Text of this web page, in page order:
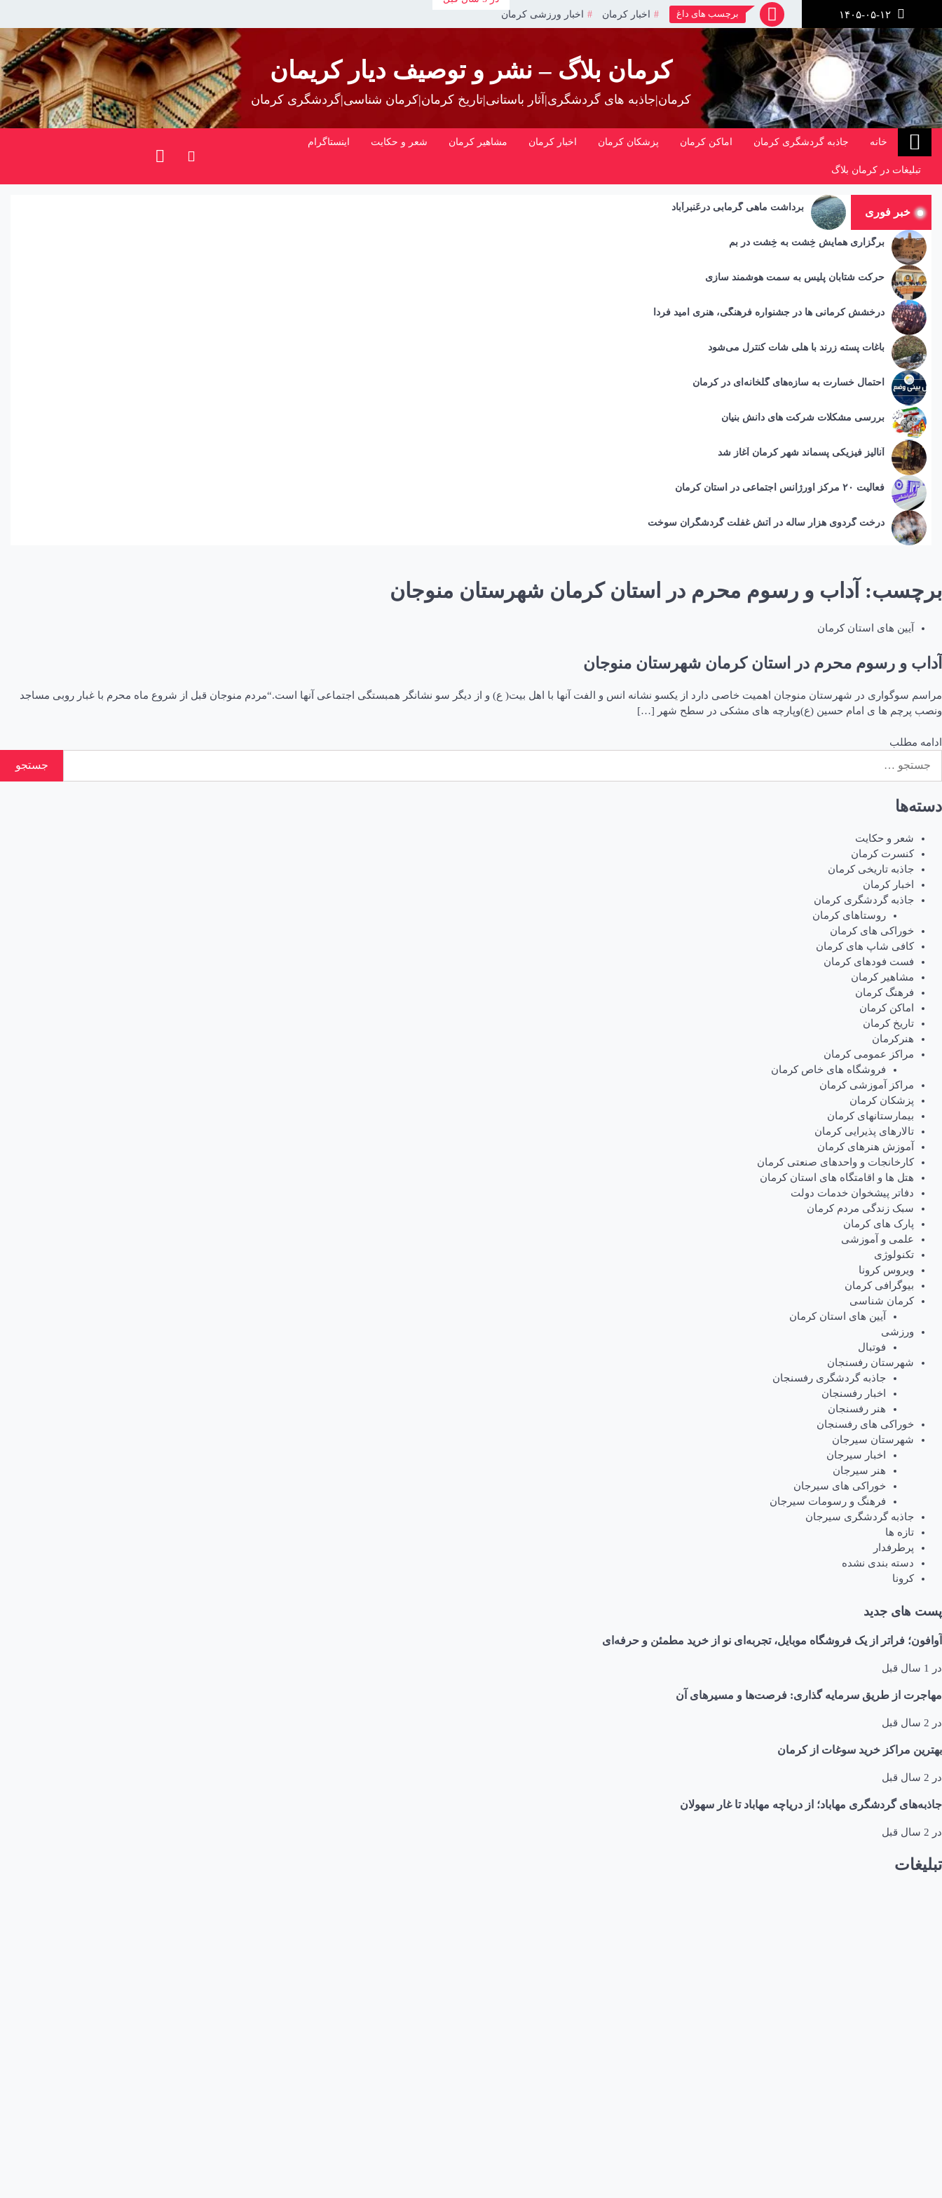
محتوا
برچسب های داغ اخبار کرمان اخبار ورزشی کرمان
کرمان بلاگ – نشر و توصیف دیار کریمان
کرمان|جاذبه های گردشگری|آثار باستانی|تاریخ کرمان|کرمان شناسی|گردشگری کرمان
خانه جاذبه گردشگری کرمان اماکن کرمان پزشکان کرمان اخبار کرمان مشاهیر کرمان شعر و حکایت اینستاگرام
تبلیغات در کرمان بلاگ
خبر فوری برداشت ماهی گرمابی درعَنبرآباد
برگزاری همایش خِشت به خِشت در بم
حرکت شتابان پلیس به سمت هوشمند سازی
درخشش کرمانی ها در جشنواره فرهنگی، هنری امید فردا
باغات پسته زرند با هلی شات کنترل می‌شود
احتمال خسارت به ساز‌ه‌های گلخانه‌ای در کرمان
بررسی مشکلات شرکت های دانش بنیان
آنالیز فیزیکی پسماند شهر کرمان آغاز شد
فعالیت ۲۰ مرکز اورژانس اجتماعی در استان کرمان
درخت گردوی هزار ساله در آتش غفلت گردشگران سوخت
برچسب: آداب و رسوم محرم در استان کرمان شهرستان منوجان
آیین های استان کرمان
آداب و رسوم محرم در استان کرمان شهرستان منوجان
مراسم سوگواری در شهرستان منوجان اهمیت خاصی دارد از یکسو نشانه انس و الفت آنها با اهل بیت( ع) و از دیگر سو نشانگر همبستگی اجتماعی آنها است.“مردم منوجان قبل از شروع ماه محرم با غبار روبی مساجد
ونصب پرچم ها ی امام حسین (ع)وپارچه های مشکی در سطح شهر […]
ادامه مطلب
برای:
دسته‌ها
شعر و حکایت
کنسرت کرمان
جاذبه تاریخی کرمان
اخبار کرمان
جاذبه گردشگری کرمان
روستاهای کرمان
خوراکی های کرمان
کافی شاپ های کرمان
فست فودهای کرمان
مشاهیر کرمان
فرهنگ کرمان
اماکن کرمان
تاریخ کرمان
هنرکرمان
مراکز عمومی کرمان
فروشگاه های خاص کرمان
مراکز آموزشی کرمان
پزشکان کرمان
بیمارستانهای کرمان
تالارهای پذیرایی کرمان
آموزش هنرهای کرمان
کارخانجات و واحدهای صنعتی کرمان
هتل ها و اقامتگاه های استان کرمان
دفاتر پیشخوان خدمات دولت
سبک زندگی مردم کرمان
پارک های کرمان
علمی و آموزشی
تکنولوژی
ویروس کرونا
بیوگرافی کرمان
کرمان شناسی
آیین های استان کرمان
ورزشی
فوتبال
شهرستان رفسنجان
جاذبه گردشگری رفسنجان
اخبار رفسنجان
هنر رفسنجان
خوراکی های رفسنجان
شهرستان سیرجان
اخبار سیرجان
هنر سیرجان
خوراکی های سیرجان
فرهنگ و رسومات سیرجان
جاذبه گردشگری سیرجان
تازه ها
پرطرفدار
دسته بندی نشده
کرونا
پست های جدید
آوافون؛ فراتر از یک فروشگاه موبایل، تجربه‌ای نو از خرید مطمئن و حرفه‌ای
در 1 سال قبل
مهاجرت از طریق سرمایه گذاری: فرصت‌ها و مسیرهای آن
در 2 سال قبل
بهترین مراکز خرید سوغات از کرمان
در 2 سال قبل
جاذبه‌های گردشگری مهاباد؛ از دریاچه مهاباد تا غار سهولان
در 2 سال قبل
تبلیغات